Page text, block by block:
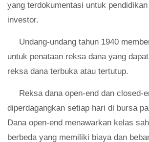
yang terdokumentasi untuk
investor.
Undang-undang tahun 1940
untuk penataan reksa dana yang
reksa dana terbuka atau tertutup.
Reksa dana open-end dan closed-
diperdagangkan setiap hari di bursa
Dana open-end menawarkan kelas
berbeda yang memiliki biaya dan